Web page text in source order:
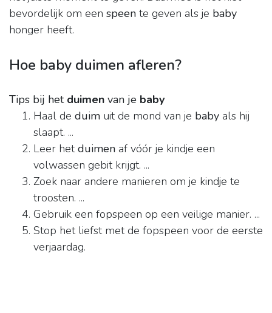
bevordelijk om een speen te geven als je baby
honger heeft.
Hoe baby duimen afleren?
Tips bij het duimen van je baby
Haal de duim uit de mond van je baby als hij
slaapt. ...
Leer hetduimen af vóór je kindje een
volwassen gebit krijgt. ...
Zoek naar andere manieren om je kindje te
troosten. ...
Gebruik een fopspeen op een veilige manier. ...
Stop het liefst met de fopspeen voor de eerste
verjaardag.